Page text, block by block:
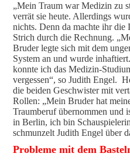
„Mein Traum war Medizin zu
verrät sie heute. Allerdings
nichts. Denn da machte ihr die
Strich durch die Rechnung.
Bruder legte sich mit dem
System an und wurde
konnte ich das Medizin-
vergessen“, so Judith Engel.
die beiden Geschwister mit
Rollen: „Mein Bruder hat
Traumberuf übernommen und
in Berlin, ich bin
schmunzelt Judith Engel über
Probleme mit dem